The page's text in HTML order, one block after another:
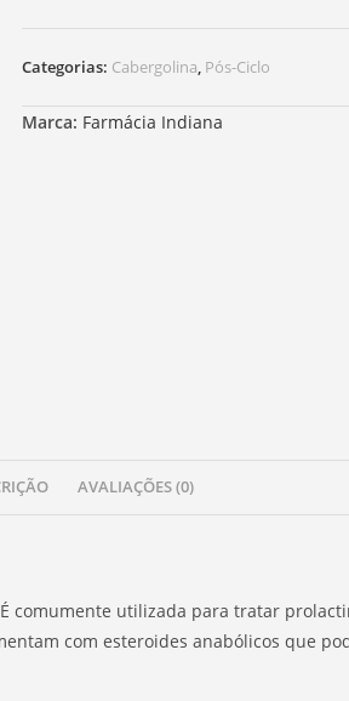
Categorias: Cabergolina, Pós-Ciclo
Marca: Farmácia Indiana
AVALIAÇÕES (0)
comumente utilizada para tratar
com esteroides anabólicos que